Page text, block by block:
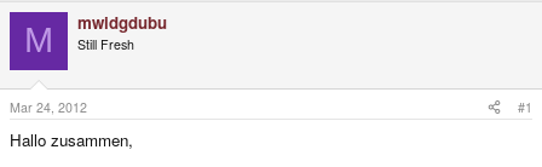
d
s
t
a
r
t
e
r
d
a
M mwidgdubu
Still Fresh
Mar 24, 2012 #1
Hallo zusammen,